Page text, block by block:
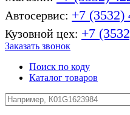
Автосервис: +7 (3532)
Кузовной цех: +7
Заказать звонок
Поиск по коду
Каталог товаров